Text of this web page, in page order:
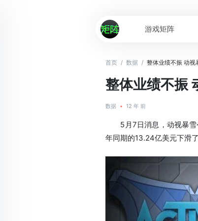
游戏矩阵
首页 / 数据 / 整体业绩不振 动视
整体业绩不振
数据 • 12 年 前
5月7日消息，动视暴雪
年同期的13.24亿美元下滑